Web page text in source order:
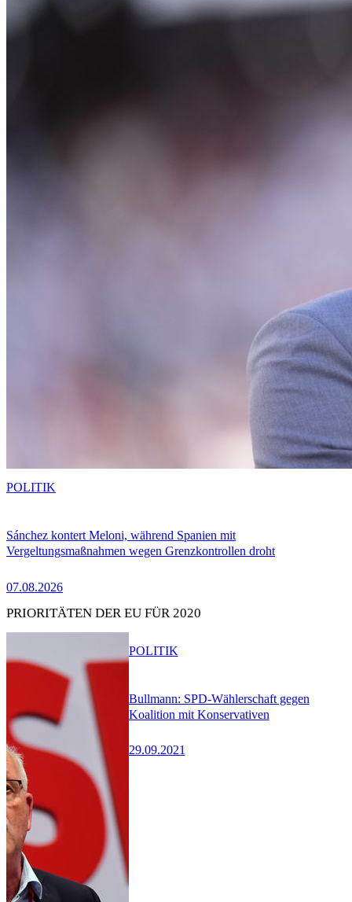
Sánchez kontert Meloni, während Spanien mit
Vergeltungsmaßnahmen wegen Grenzkontrollen droht
07.08.2026
POLITIK
PRIORITÄTEN DER EU FÜR 2020
Bullmann: SPD-Wählerschaft gegen
Koalition mit Konservativen
29.09.2021
POLITIK